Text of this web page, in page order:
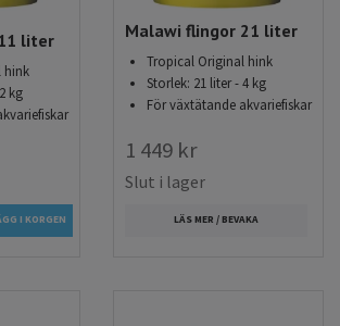
liter
hink
kg
Malawi flingor 21 liter
Tropical Original hink
Storlek: 21 liter - 4 kg
För växtätande akvariefiskar
1 449 kr
Slut i lager
LÄS MER / BEVAKA